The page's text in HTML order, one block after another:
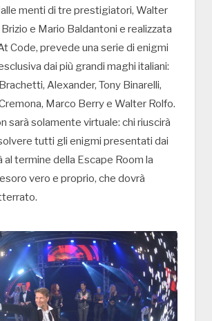
menti di tre prestigiatori, Walter
e Mario Baldantoni e realizzata
Code, prevede una serie di enigmi
dai più grandi maghi italiani:
Alexander, Tony Binarelli,
Marco Berry e Walter Rolfo.
sarà solamente virtuale: chi riuscirà
tutti gli enigmi presentati dai
termine della Escape Room la
vero e proprio, che dovrà